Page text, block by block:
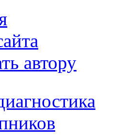
автору